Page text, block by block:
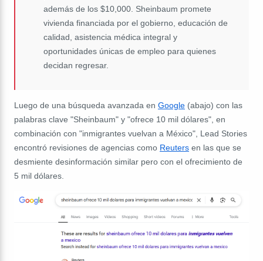
además de los $10,000. Sheinbaum promete
vivienda financiada por el gobierno, educación de
calidad, asistencia médica integral y
oportunidades únicas de empleo para quienes
decidan regresar.
Luego de una búsqueda avanzada en Google (abajo) con las
palabras clave "Sheinbaum" y "ofrece 10 mil dólares", en
combinación con "inmigrantes vuelvan a México", Lead Stories
encontró revisiones de agencias como Reuters en las que se
desmiente desinformación similar pero con el ofrecimiento de
5 mil dólares.